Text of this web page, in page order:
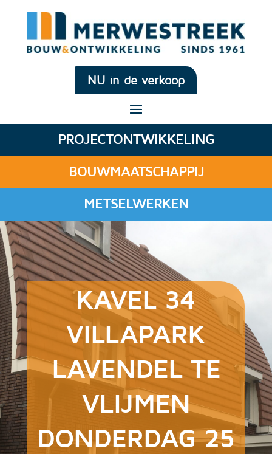
NU in de verkoop
PROJECTONTWIKKELING
BOUWMAATSCHAPPIJ
METSELWERKEN
KAVEL 34
VILLAPARK
LAVENDEL TE
VLIJMEN
DONDERDAG 25